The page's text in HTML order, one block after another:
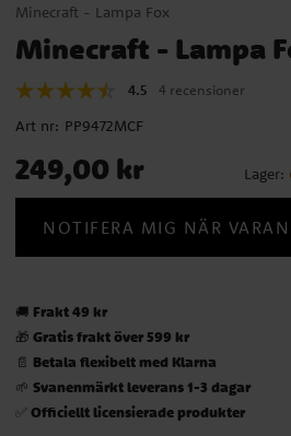
Minecraft - Lampa Fox
Minecraft - Lampa
4.5 4 recensioner
Art nr: PP9472MCF
Pris:249,00 kr
249,00 kr Lager:
NOTIFERA MIG NÄR
🚚 Frakt 49 kr
🎁 Gratis frakt över 599 kr
📄 Betala flexibelt med Klarna
🌱 Svanenmärkt leverans 1-3 dagar
✅ Officiellt licensierade produkter